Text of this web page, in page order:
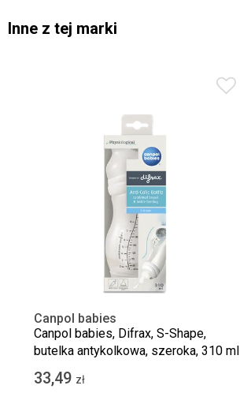
Inne z tej marki
Canpol babies
Canpol babies, Difrax, S-Shape,
butelka antykolkowa, szeroka, 310 ml
33,49 zł